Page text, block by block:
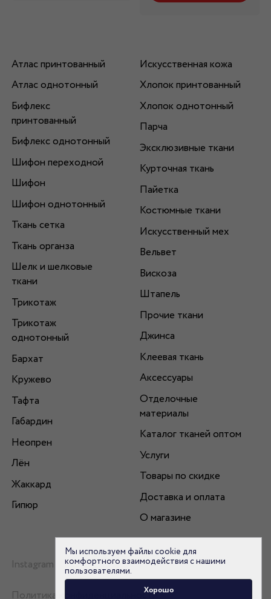
Атлас принтованный
Атлас однотонный
Бифлекс
принтованный
Бифлекс однотонный
Шифон переходной
Шифон
Шифон однотонный
Ткань сетка
Ткань органза
Шелк и шелковые
ткани
Трикотаж
Трикотаж
однотонный
Бархат
Кружево
Тафта
Габардин
Неопрен
Лён
Жаккард
Гипюр
Искусственная кожа
Хлопок принтованный
Хлопок однотонный
Парча
Эксклюзивные ткани
Курточная ткань
Пайетка
Костюмные ткани
Искусственный мех
Вельвет
Вискоза
Штапель
Прочие ткани
Джинса
Клеевая ткань
Аксессуары
Отделочные
материалы
Каталог тканей оптом
Услуги
Товары по скидке
Доставка и оплата
О магазине
Instagram
Политика конфиденциальности
Мы используем файлы cookie для
комфортного взаимодействия с нашими
пользователями.
Хорошо